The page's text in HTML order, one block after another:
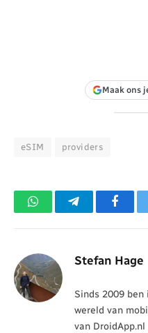
Maak ons
eSIM providers
WhatsAppTelegram
Stefan Hage
Sinds 2009
wereld van
van